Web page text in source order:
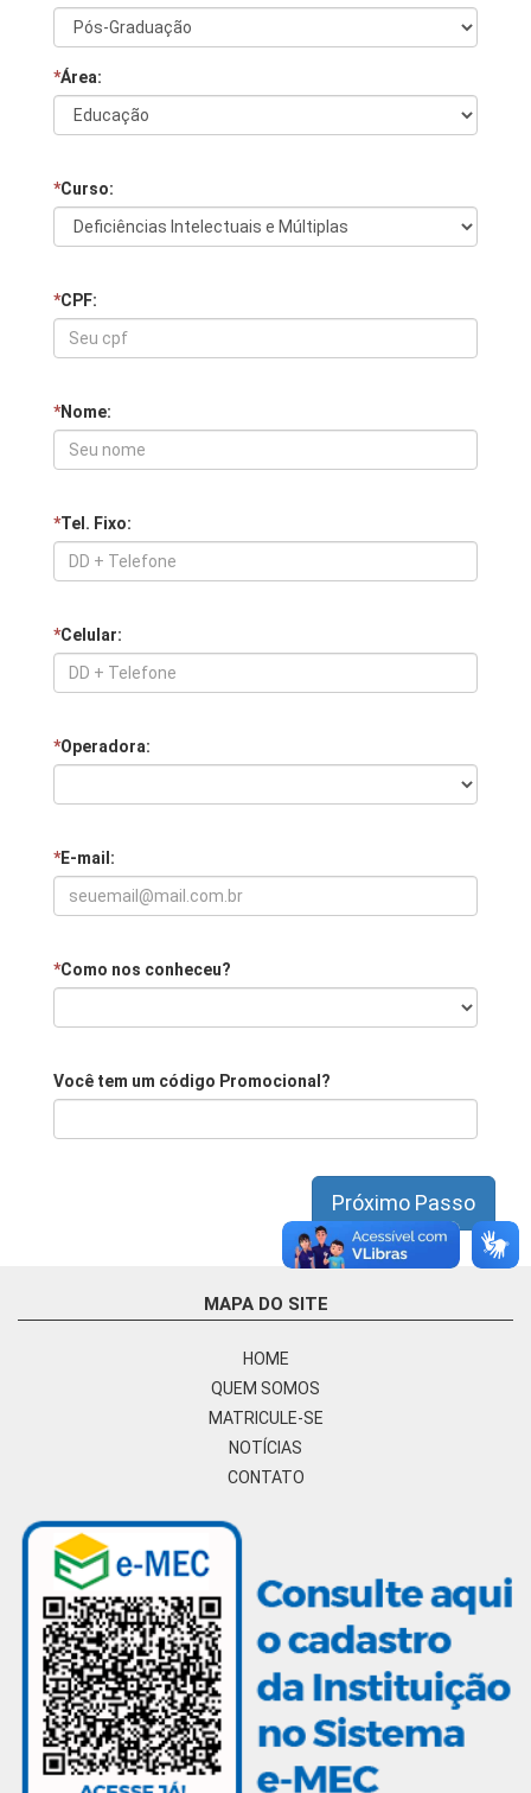
*Área:
*Curso:
*CPF:
*Nome:
*Tel. Fixo:
*Celular:
*Operadora:
*E-mail:
*Como nos conheceu?
Você tem um código Promocional?
Próximo Passo
MAPA DO SITE
HOME
QUEM SOMOS
MATRICULE-SE
NOTÍCIAS
CONTATO